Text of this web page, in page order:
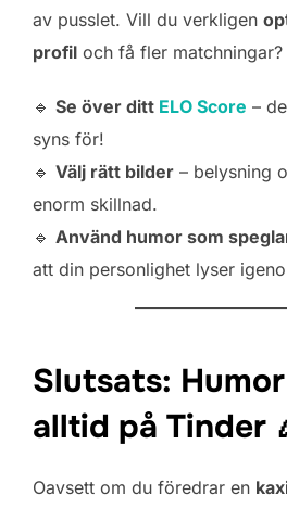
av pusslet. Vill du verkligen
profil och få fler matchningar?
🔹 Se över ditt ELO Score –
syns för!
🔹 Välj rätt bilder – belysning
enorm skillnad.
🔹 Använd humor som
att din personlighet lyser
Slutsats:
alltid på Tinder
Oavsett om du föredrar en